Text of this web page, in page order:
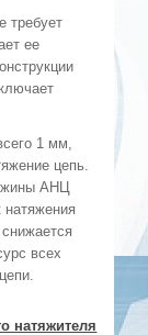
требует
ее
1 мм,
цепь.
АНЦ
натяжения
всех
натяжителя